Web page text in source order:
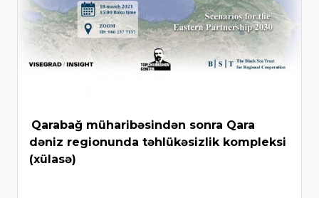
Qarabağ müharibəsindən sonra Qara
dəniz regionunda təhlükəsizlik kompleksi
(xülasə)